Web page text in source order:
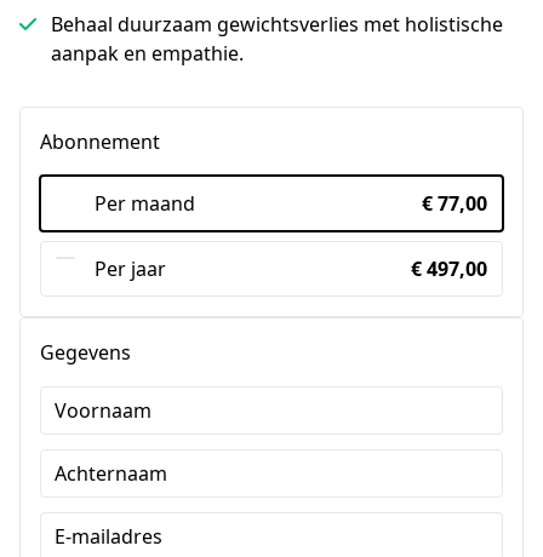
Behaal duurzaam gewichtsverlies met holistische
aanpak en empathie.
Abonnement
Per maand € 77,00
Per jaar € 497,00
Gegevens
Voornaam
Achternaam
E-mailadres